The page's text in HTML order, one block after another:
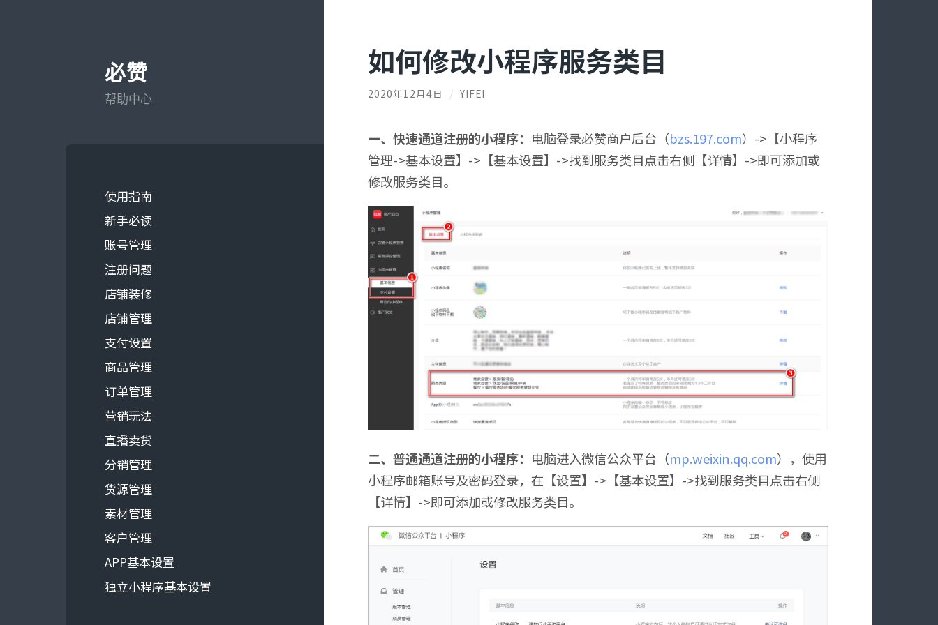
必赞
帮助中心
使用指南
新手必读
账号管理
注册问题
店铺装修
店铺管理
支付设置
商品管理
订单管理
营销玩法
直播卖货
分销管理
货源管理
素材管理
客户管理
APP基本设置
独立小程序基本设置
如何修改小程序服务类目
2020年12月4日 / YIFEI
一、快速通道注册的小程序： 电脑登录必赞商户后台（bzs.197.com）->【小程序
管理->基本设置】->【基本设置】->找到服务类目点击右侧【详情】->即可添加或
修改服务类目。
二、普通通道注册的小程序： 电脑进入微信公众平台（mp.weixin.qq.com），使用
小程序邮箱账号及密码登录，在【设置】->【基本设置】->找到服务类目点击右侧
【详情】->即可添加或修改服务类目。